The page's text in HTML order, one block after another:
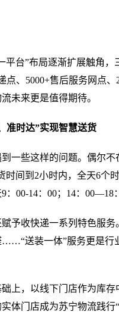
平台”布局逐渐扩展触角
点、5000+售后服务网点
未来更是值得期待。
准时达”实现智慧送货
一些这样的问题。偶尔
时间到2小时内，全天6个
：00-14：00；14：00—18
予收快递一系列特色服务
送装一体”服务更是行
上，以线下门店作为库
体门店成为苏宁物流践行